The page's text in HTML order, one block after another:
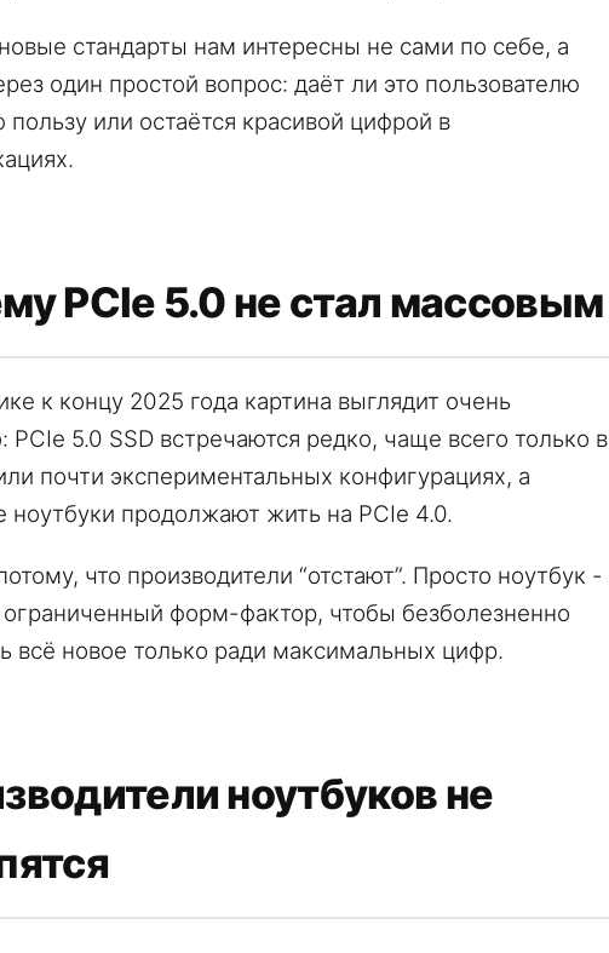
стандарты нам интересны не сами по себе, а
один простой вопрос: даёт ли это пользователю
пользу или остаётся красивой цифрой в
PCIe 5.0 не стал массовым
к концу 2025 года картина выглядит очень
PCIe 5.0 SSD встречаются редко, чаще всего только в
почти экспериментальных конфигурациях, а
ноутбуки продолжают жить на PCIe 4.0.
что производители “отстают”. Просто ноутбук -
форм-фактор, чтобы безболезненно
всё новое только ради максимальных цифр.
ноутбуков не